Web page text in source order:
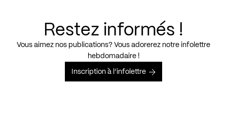
Restez informés !
Vous aimez nos publications? Vous adorerez notre infolettre
hebdomadaire !
Inscription à l’infolettre